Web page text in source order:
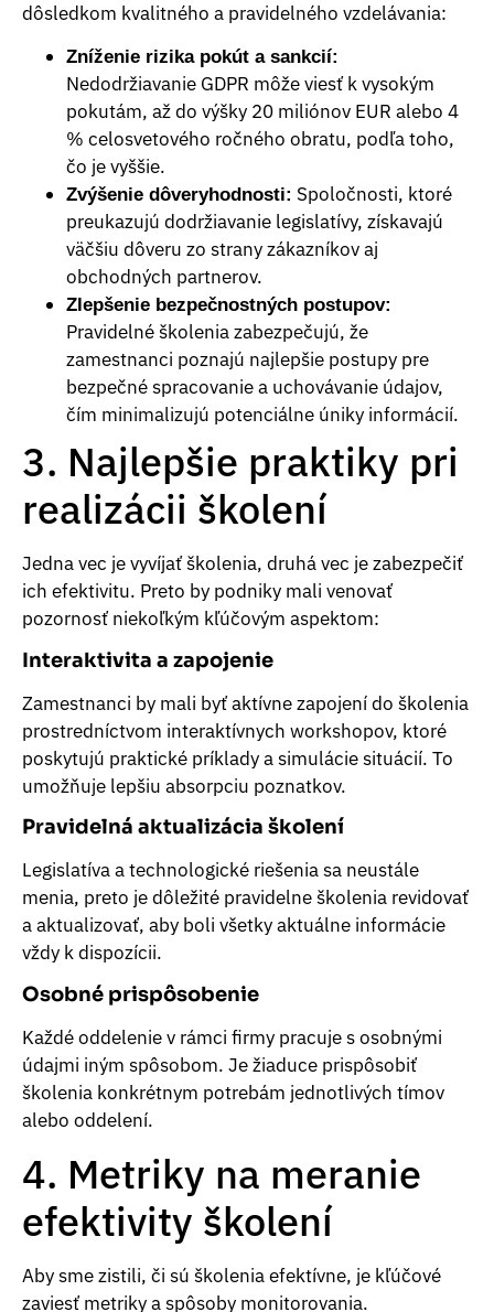
dôsledkom kvalitného a pravidelného vzdelávania:
Zníženie rizika pokút a sankcií:
Nedodržiavanie GDPR môže viesť k vysokým
pokutám, až do výšky 20 miliónov EUR alebo 4
% celosvetového ročného obratu, podľa toho,
čo je vyššie.
Zvýšenie dôveryhodnosti: Spoločnosti, ktoré
preukazujú dodržiavanie legislatívy, získavajú
väčšiu dôveru zo strany zákazníkov aj
obchodných partnerov.
Zlepšenie bezpečnostných postupov:
Pravidelné školenia zabezpečujú, že
zamestnanci poznajú najlepšie postupy pre
bezpečné spracovanie a uchovávanie údajov,
čím minimalizujú potenciálne úniky informácií.
3. Najlepšie praktiky pri
realizácii školení
Jedna vec je vyvíjať školenia, druhá vec je zabezpečiť
ich efektivitu. Preto by podniky mali venovať
pozornosť niekoľkým kľúčovým aspektom:
Interaktivita a zapojenie
Zamestnanci by mali byť aktívne zapojení do školenia
prostredníctvom interaktívnych workshopov, ktoré
poskytujú praktické príklady a simulácie situácií. To
umožňuje lepšiu absorpciu poznatkov.
Pravidelná aktualizácia školení
Legislatíva a technologické riešenia sa neustále
menia, preto je dôležité pravidelne školenia revidovať
a aktualizovať, aby boli všetky aktuálne informácie
vždy k dispozícii.
Osobné prispôsobenie
Každé oddelenie v rámci firmy pracuje s osobnými
údajmi iným spôsobom. Je žiaduce prispôsobiť
školenia konkrétnym potrebám jednotlivých tímov
alebo oddelení.
4. Metriky na meranie
efektivity školení
Aby sme zistili, či sú školenia efektívne, je kľúčové
zaviesť metriky a spôsoby monitorovania.